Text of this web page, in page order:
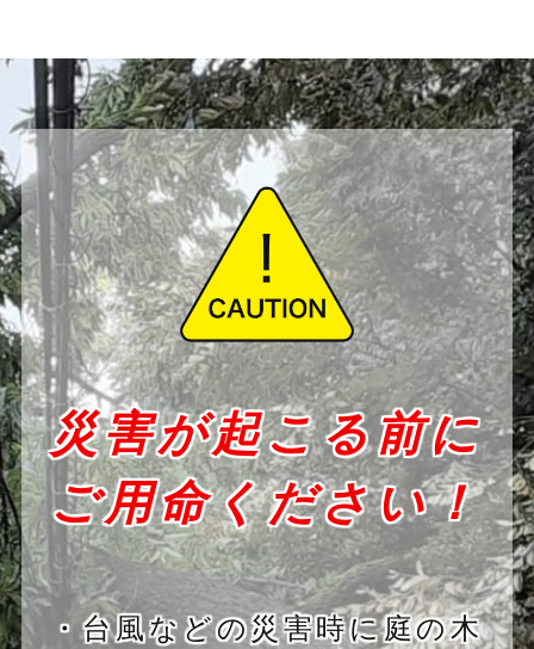
災害が起こる前に
ご用命ください！
・台風などの災害時に庭の木